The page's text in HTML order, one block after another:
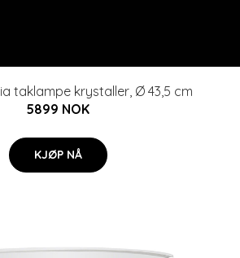
taklampe krystaller, Ø 43,5 cm
5899 NOK
KJØP NÅ